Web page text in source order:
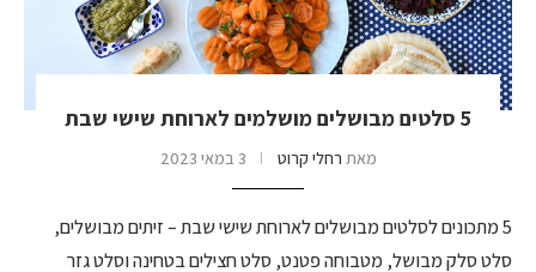
5 סלטים מבושלים מושלמים לארוחת שישי שבת
מאת רחלי קרוט 3 במאי 2023
5 מתכונים לסלטים מבושלים לארוחת שישי שבת – זיתים מבושלים,
סלט סלק מבושל, מטבוחה פטנט, סלט חצילים בטחינה וסלט גזר